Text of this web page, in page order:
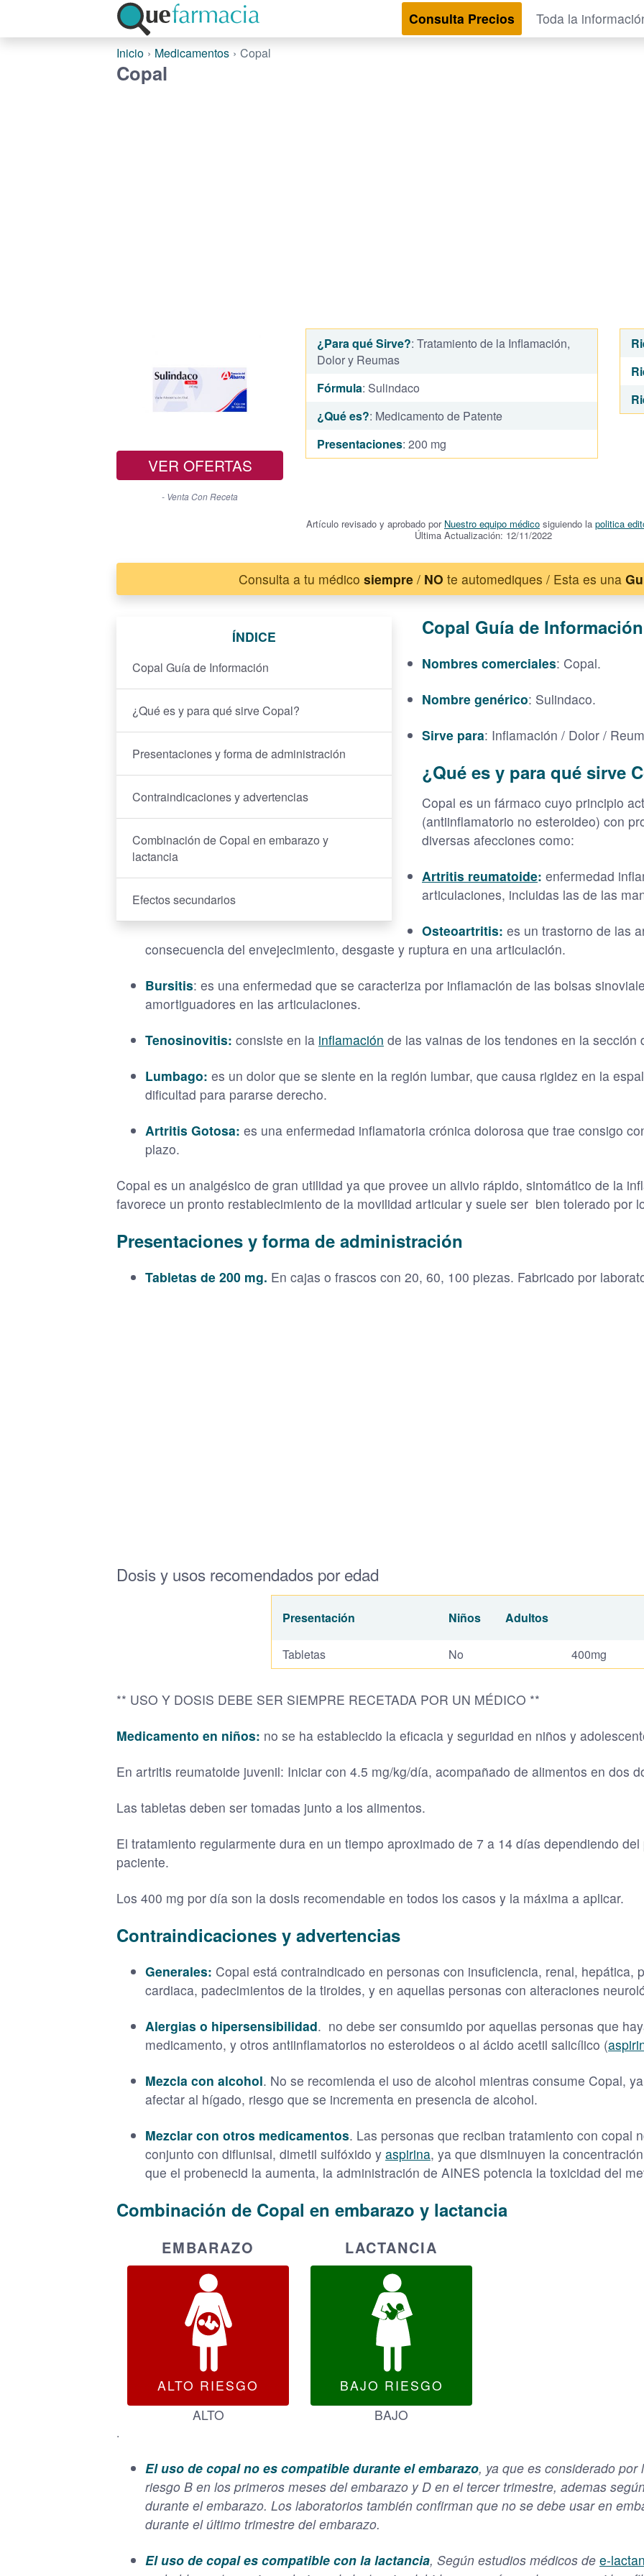
Consulta Precios Toda la
Inicio Medicamentos Copal
Copal
VER OFERTAS
- Venta Con Receta
¿Para qué Sirve?: Tratamiento de la Inflamación,
Dolor y Reumas
Fórmula: Sulindaco
¿Qué es?: Medicamento de Patente
Presentaciones: 200 mg
Artículo revisado y aprobado por Nuestro equipo médico siguiendo la politica
Última Actualización: 12/11/2022
Consulta a tu médico siempre / NO te automediques / Esta es una
ÍNDICE
Copal Guía de Información
¿Qué es y para qué sirve Copal?
Presentaciones y forma de administración
Contraindicaciones y advertencias
Combinación de Copal en embarazo y
lactancia
Efectos secundarios
Copal Guía de Información
Nombres comerciales: Copal.
Nombre genérico: Sulindaco.
Sirve para: Inflamación / Dolor /
¿Qué es y para qué sirve
Copal es un fármaco cuyo principio
(antiinflamatorio no esteroideo) con
diversas afecciones como:
Artritis reumatoide: enfermedad
articulaciones, incluidas las de las
Osteoartritis: es un trastorno de las
consecuencia del envejecimiento, desgaste y ruptura en una articulación.
Bursitis: es una enfermedad que se caracteriza por inflamación de las bolsas
amortiguadores en las articulaciones.
Tenosinovitis: consiste en la inflamación de las vainas de los tendones en la
Lumbago: es un dolor que se siente en la región lumbar, que causa rigidez en la
dificultad para pararse derecho.
Artritis Gotosa: es una enfermedad inflamatoria crónica dolorosa que trae consigo
plazo.
Copal es un analgésico de gran utilidad ya que provee un alivio rápido, sintomático de la
favorece un pronto restablecimiento de la movilidad articular y suele ser bien tolerado por
Presentaciones y forma de administración
Tabletas de 200 mg. En cajas o frascos con 20, 60, 100 piezas. Fabricado por
Dosis y usos recomendados por edad
Presentación Niños Adultos
Tabletas
No 400mg
** USO Y DOSIS DEBE SER SIEMPRE RECETADA POR UN MÉDICO **
Medicamento en niños: no se ha establecido la eficacia y seguridad en niños y
En artritis reumatoide juvenil: Iniciar con 4.5 mg/kg/día, acompañado de alimentos en dos
Las tabletas deben ser tomadas junto a los alimentos.
El tratamiento regularmente dura en un tiempo aproximado de 7 a 14 días dependiendo
paciente.
Los 400 mg por día son la dosis recomendable en todos los casos y la máxima a aplicar.
Contraindicaciones y advertencias
Generales: Copal está contraindicado en personas con insuficiencia, renal, hepática,
cardiaca, padecimientos de la tiroides, y en aquellas personas con alteraciones
Alergias o hipersensibilidad. no debe ser consumido por aquellas personas que
medicamento, y otros antiinflamatorios no esteroideos o al ácido acetil salicílico (
Mezcla con alcohol. No se recomienda el uso de alcohol mientras consume Copal,
afectar al hígado, riesgo que se incrementa en presencia de alcohol.
Mezclar con otros medicamentos. Las personas que reciban tratamiento con copal
conjunto con diflunisal, dimetil sulfóxido y aspirina, ya que disminuyen la
que el probenecid la aumenta, la administración de AINES potencia la toxicidad del
Combinación de Copal en embarazo y lactancia
EMBARAZO
ALTO RIESGO
ALTO
LACTANCIA
BAJO RIESGO
BAJO
.
El uso de copal no es compatible durante el embarazo, ya que es considerado
riesgo B en los primeros meses del embarazo y D en el tercer trimestre, ademas
durante el embarazo. Los laboratorios también confirman que no se debe usar en
durante el último trimestre del embarazo.
El uso de copal es compatible con la lactancia, Según estudios médicos de e-